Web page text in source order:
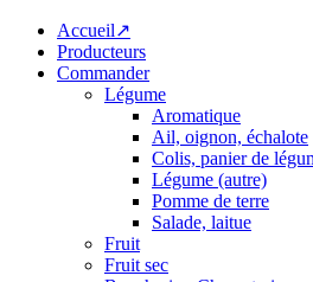
Accueil↗
Producteurs
Commander
Légume
Aromatique
Ail, oignon, échalote
Colis, panier de
Légume (autre)
Pomme de terre
Salade, laitue
Fruit
Fruit sec